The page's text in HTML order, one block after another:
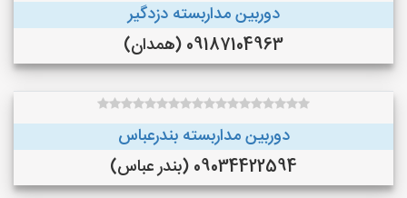
دوربین مداربسته دزدگیر
09187104963 (همدان)
دوربین مداربسته بندرعباس
09034422594 (بندر عباس)